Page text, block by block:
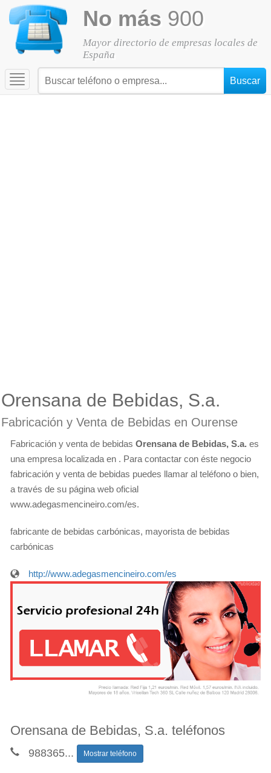
No más 900
Mayor directorio de empresas locales de
España
Toggle
navigation
Orensana de Bebidas, S.a.
Fabricación y Venta de Bebidas en Ourense
Fabricación y venta de bebidas Orensana de Bebidas, S.a. es
una empresa localizada en . Para contactar con éste negocio
fabricación y venta de bebidas puedes llamar al teléfono o bien,
a través de su página web oficial
www.adegasmencineiro.com/es.
fabricante de bebidas carbónicas, mayorista de bebidas
carbónicas
http://www.adegasmencineiro.com/es
Orensana de Bebidas, S.a. teléfonos
988365... Mostrar teléfono